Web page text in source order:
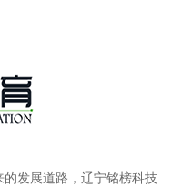
发展道路，辽宁铭榜科技